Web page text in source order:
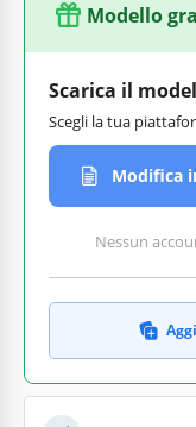
Modello
Scarica il
Scegli la tua
Modifica
Nessun